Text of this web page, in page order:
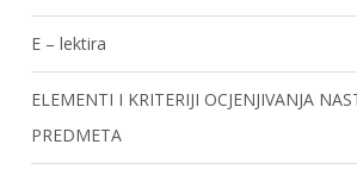
E – lektira
ELEMENTI I KRITERIJI OCJENJIVANJA
PREDMETA